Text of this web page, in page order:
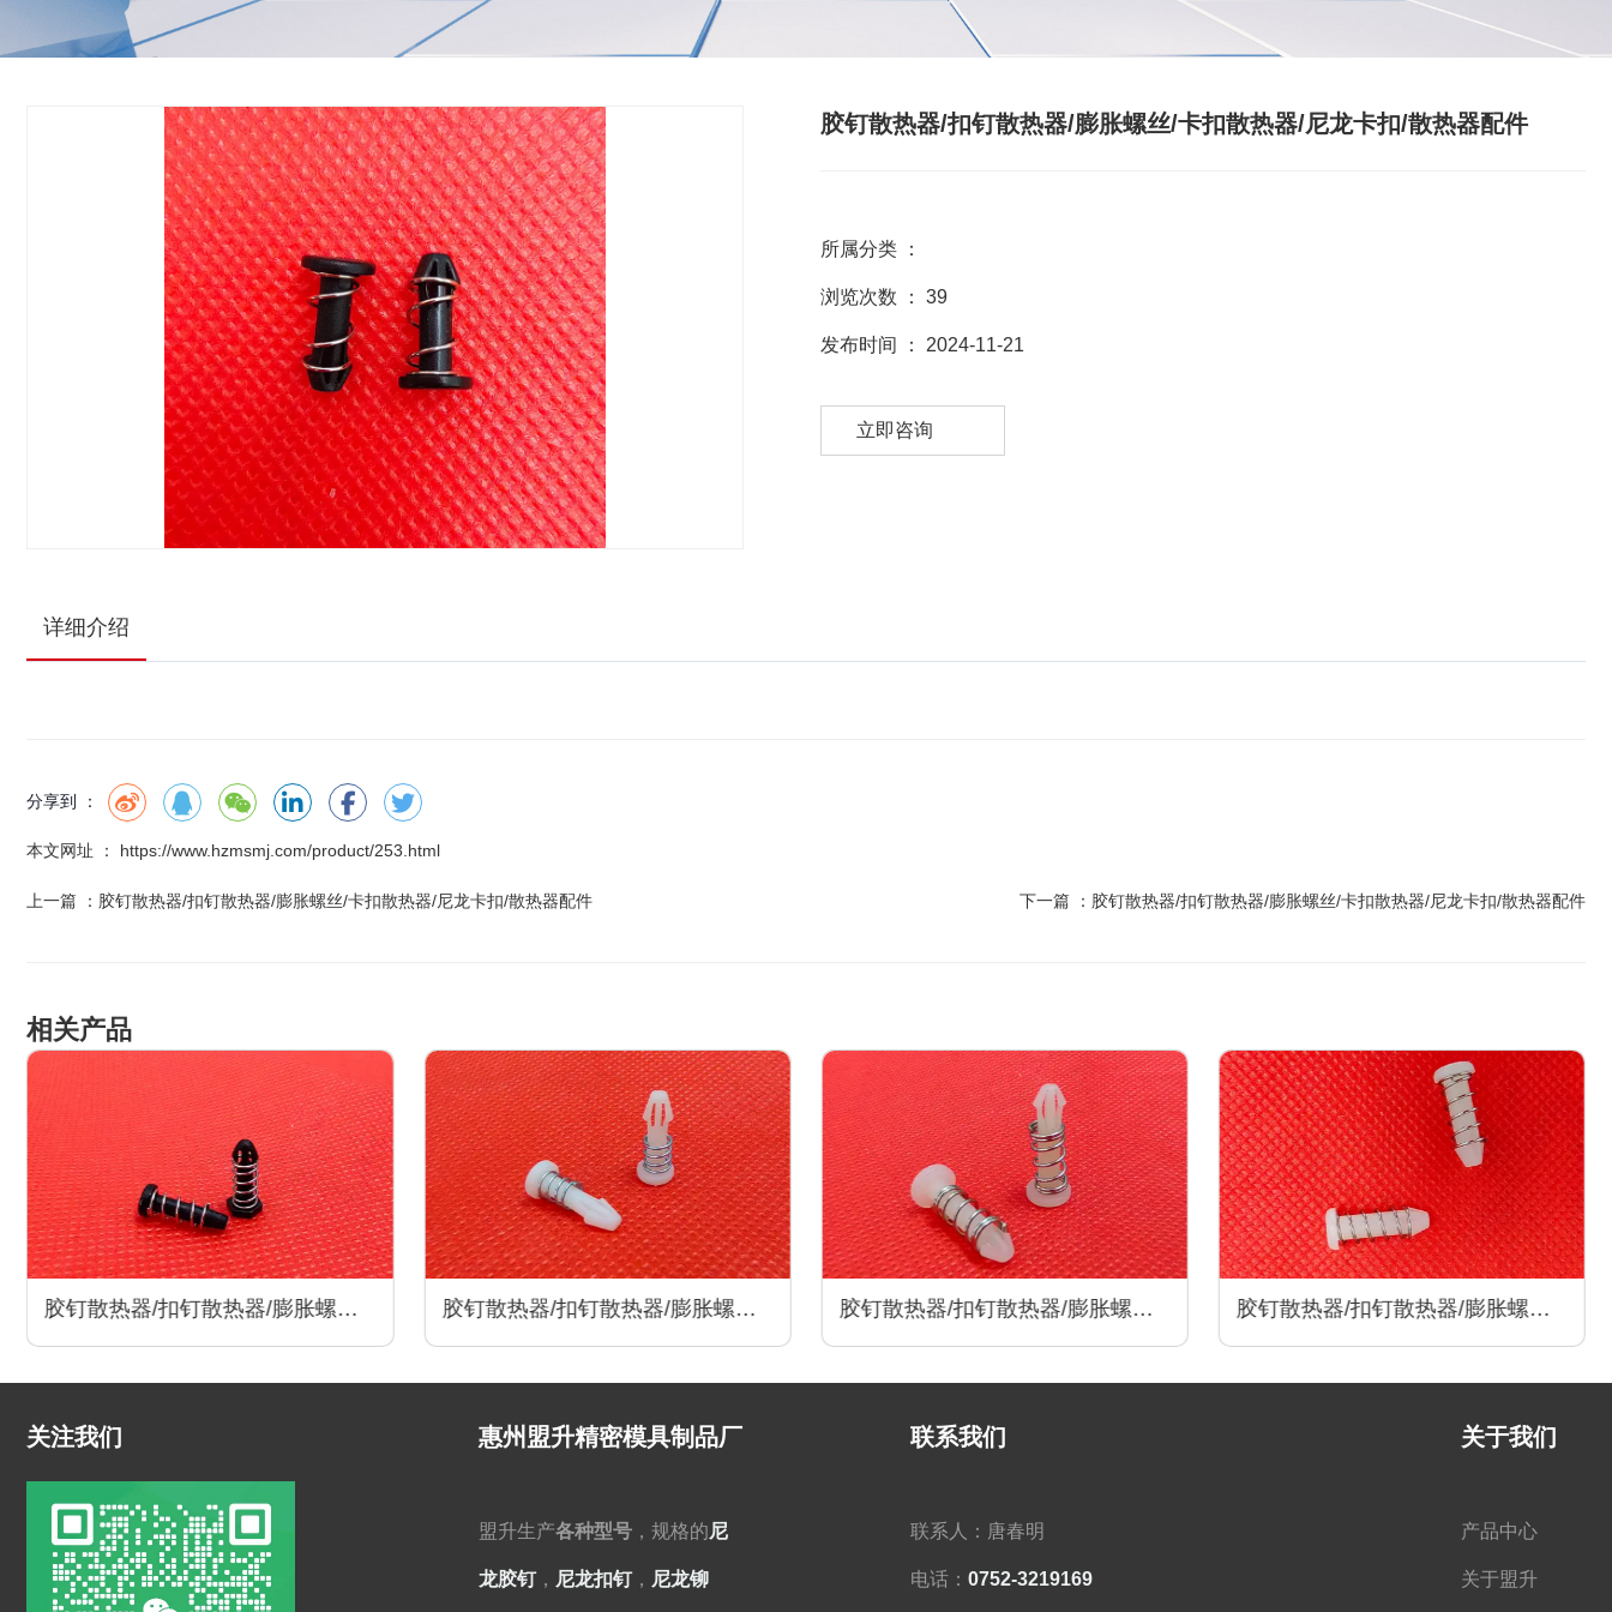
胶钉散热器/扣钉散热器/膨胀螺丝/卡扣散热器/尼龙卡扣/散热器配件
所属分类 ：
浏览次数 ： 39
发布时间 ： 2024-11-21
立即咨询
详细介绍
分享到 ：
本文网址 ： https://www.hzmsmj.com/product/253.html
上一篇 ： 胶钉散热器/扣钉散热器/膨胀螺丝/卡扣散热器/尼龙卡扣/散热器配件 下一篇 ： 胶钉散热器/扣钉散热器/膨胀螺丝/卡扣散热器/尼龙卡扣/散热器配件
相关产品
胶钉散热器/扣钉散热器/膨胀螺丝/
卡扣散热器/尼龙卡扣/散热器配件
胶钉散热器/扣钉散热器/膨胀螺丝/
卡扣散热器/尼龙卡扣/散热器配件
胶钉散热器/扣钉散热器/膨胀螺丝/
卡扣散热器/尼龙卡扣/散热器配件
胶钉散热器/扣钉散热器/膨胀螺丝/
卡扣散热器/尼龙卡扣/散热器配件
关注我们 惠州盟升精密模具制品厂
盟升生产各种型号 ，规格的尼
龙胶钉， 尼龙扣钉， 尼龙铆
联系我们
联系人：唐春明
电话：0752-3219169
关于我们
产品中心
关于盟升